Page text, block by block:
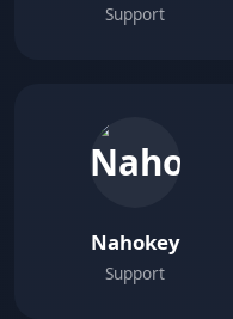
Support
Nahokey
Support